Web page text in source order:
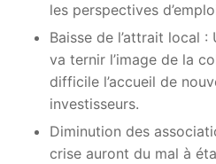
les perspectives
Baisse de l’attrait local
va ternir l’image de la
difficile l’accueil de
investisseurs.
Diminution des
crise auront du mal à